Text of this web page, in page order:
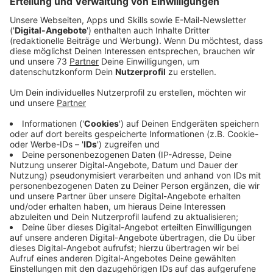
Anzeige
Experten warnen vor zu frühem Handy-
Anzeige
Die Psychologie Expertin Kirsten Nies aus Gescher
erklärt ab wann Kinder reif genug sind um einen
sicheren Umgang mit dem Handy auszuüben. Die
Folgen einer verfrühten Handynutzung, können bei
Kindern in Form von psychischen Früherkrankungen
auftreten.
Anzeige